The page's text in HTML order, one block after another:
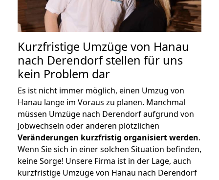
Kurzfristige Umzüge von Hanau
nach Derendorf stellen für uns
kein Problem dar
Es ist nicht immer möglich, einen Umzug von
Hanau lange im Voraus zu planen. Manchmal
müssen Umzüge nach Derendorf aufgrund von
Jobwechseln oder anderen plötzlichen
Veränderungen kurzfristig organisiert werden.
Wenn Sie sich in einer solchen Situation befinden,
keine Sorge! Unsere Firma ist in der Lage, auch
kurzfristige Umzüge von Hanau nach Derendorf